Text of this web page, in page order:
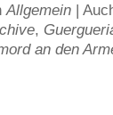
Allgemein |
,
an den